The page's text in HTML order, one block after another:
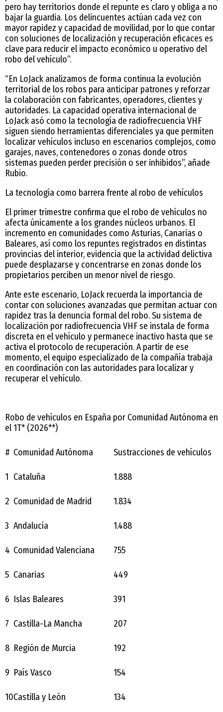
pero hay territorios donde el repunte es claro y obliga a no
bajar la guardia. Los delincuentes actúan cada vez con
mayor rapidez y capacidad de movilidad, por lo que contar
con soluciones de localización y recuperación eficaces es
clave para reducir el impacto económico u operativo del
robo del vehículo”.
“En LoJack analizamos de forma continua la evolución
territorial de los robos para anticipar patrones y reforzar
la colaboración con fabricantes, operadores, clientes y
autoridades. La capacidad operativa internacional de
LoJack asó como la tecnología de radiofrecuencia VHF
siguen siendo herramientas diferenciales ya que permiten
localizar vehículos incluso en escenarios complejos, como
garajes, naves, contenedores o zonas donde otros
sistemas pueden perder precisión o ser inhibidos”, añade
Rubio.
La tecnología como barrera frente al robo de vehículos
El primer trimestre confirma que el robo de vehículos no
afecta únicamente a los grandes núcleos urbanos. El
incremento en comunidades como Asturias, Canarias o
Baleares, así como los repuntes registrados en distintas
provincias del interior, evidencia que la actividad delictiva
puede desplazarse y concentrarse en zonas donde los
propietarios perciben un menor nivel de riesgo.
Ante este escenario, LoJack recuerda la importancia de
contar con soluciones avanzadas que permitan actuar con
rapidez tras la denuncia formal del robo. Su sistema de
localización por radiofrecuencia VHF se instala de forma
discreta en el vehículo y permanece inactivo hasta que se
activa el protocolo de recuperación. A partir de ese
momento, el equipo especializado de la compañía trabaja
en coordinación con las autoridades para localizar y
recuperar el vehículo.
Robo de vehículos en España por Comunidad Autónoma en
el 1T* (2026**)
# Comunidad Autónoma Sustracciones de vehículos
1 Cataluña 1.888
2 Comunidad de Madrid 1.834
3 Andalucía 1.488
4 Comunidad Valenciana 755
5 Canarias 449
6 Islas Baleares 391
7 Castilla-La Mancha 207
8 Región de Murcia 192
9 País Vasco 154
10Castilla y León 134